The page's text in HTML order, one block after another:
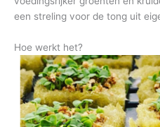
een streling voor de tong uit
Hoe werkt het?